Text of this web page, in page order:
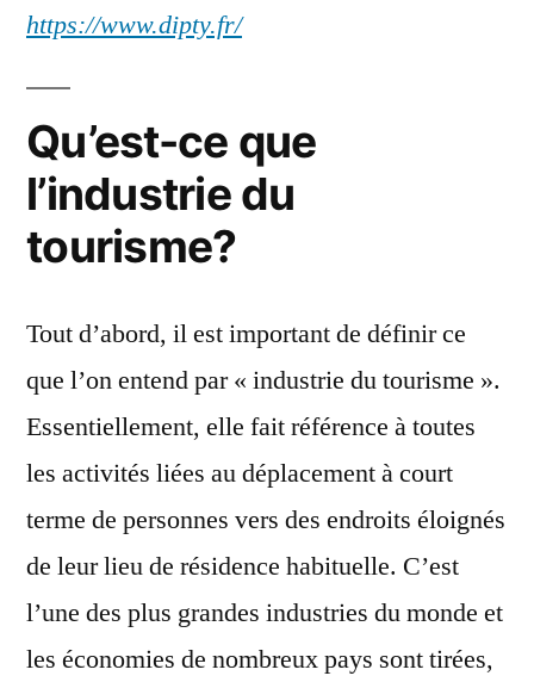
https://www.dipty.fr/
Qu’est-ce que
l’industrie du
tourisme?
Tout d’abord, il est important de définir ce
que l’on entend par « industrie du tourisme ».
Essentiellement, elle fait référence à toutes
les activités liées au déplacement à court
terme de personnes vers des endroits éloignés
de leur lieu de résidence habituelle. C’est
l’une des plus grandes industries du monde et
les économies de nombreux pays sont tirées,